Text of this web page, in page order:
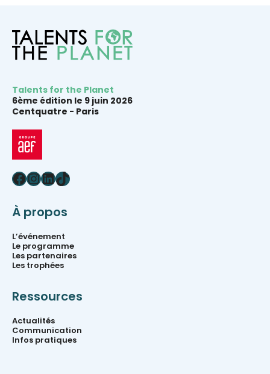
Talents for the Planet
6ème édition le 9 juin 2026
Centquatre - Paris
Facebook
Instagram
LinkedIn
TikTok
À propos
L’événement
Le programme
Les partenaires
Les trophées
Ressources
Actualités
Communication
Infos pratiques